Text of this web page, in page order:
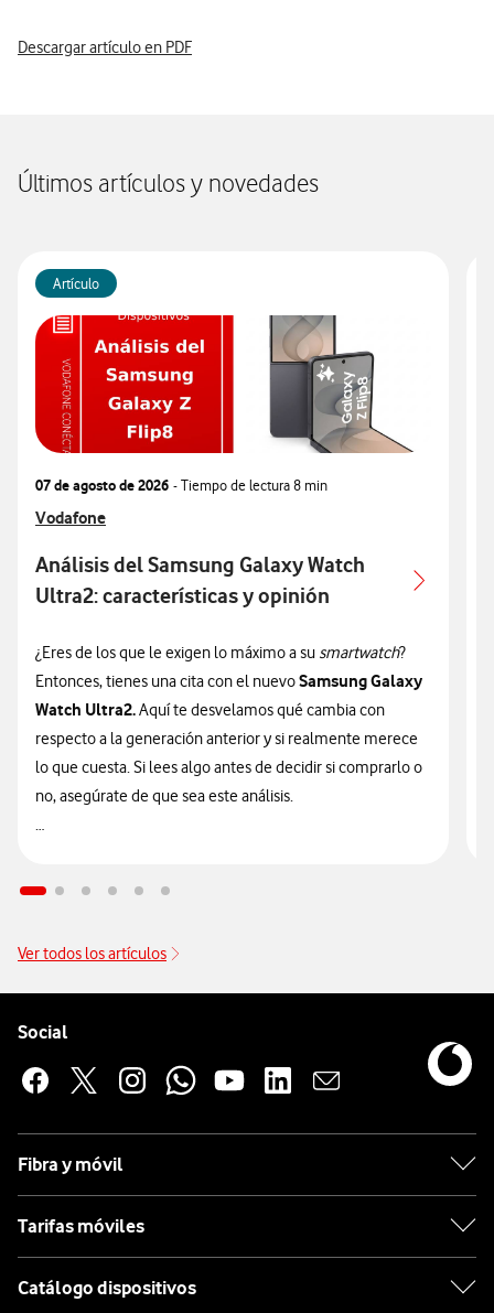
Descargar artículo en PDF
Últimos artículos y novedades
Artículo
07 de agosto de 2026 - Tiempo de lectura8 min
Ver más articulos relacionados con
Vodafone
Análisis del Samsung Galaxy Watch
Ultra2: características y opinión
¿Eres de los que le exigen lo máximo a su smartwatch?
Entonces, tienes una cita con el nuevoSamsung Galaxy
Watch Ultra2.Aquí te desvelamos qué cambia con
respecto a la generación anterior y si realmente merece
lo que cuesta. Si lees algo antes de decidir si comprarlo o
no, asegúrate de que sea este análisis.
Galaxy Watch Ultra2 financiado
Ver todos los artículos
Social
Fibra y móvil
Tarifas móviles
Catálogo dispositivos